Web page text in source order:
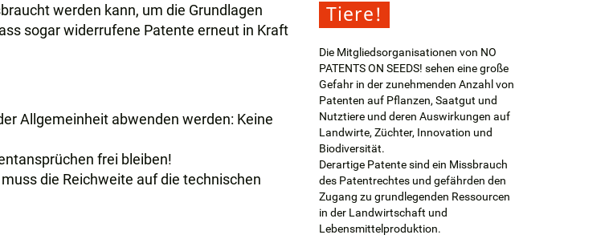
werden kann, um die Grundlagen
sogar widerrufene Patente erneut in Kraft
Allgemeinheit abwenden werden: Keine
frei bleiben!
die Reichweite auf die technischen
Tiere!
Die Mitgliedsorganisationen von NO
PATENTS ON SEEDS! sehen eine große
Gefahr in der zunehmenden Anzahl von
Patenten auf Pflanzen, Saatgut und
Nutztiere und deren Auswirkungen auf
Landwirte, Züchter, Innovation und
Biodiversität.
Derartige Patente sind ein Missbrauch
des Patentrechtes und gefährden den
Zugang zu grundlegenden Ressourcen
in der Landwirtschaft und
Lebensmittelproduktion.